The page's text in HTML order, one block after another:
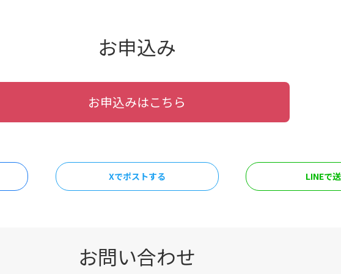
お申込み
お申込みはこちら
Xでポストする LINEで
お問い合わせ